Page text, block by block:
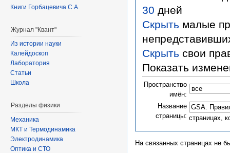
30 дней
Скрыть малые
Скрыть свои
Показать
Пространство
имён:
Название
страницы: страницах,
На связанных страницах не
Книги Горбацевича С.А.
Журнал "Квант"
Из истории науки
Калейдоскоп
Лаборатория
Статьи
Школа
Разделы физики
Механика
МКТ и Термодинамика
Электродинамика
Оптика и СТО